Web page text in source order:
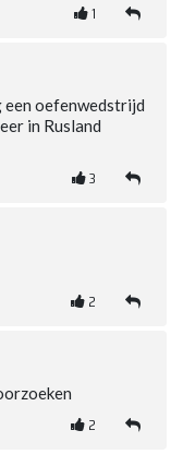
1
een oefenwedstrijd
in Rusland
3
2
2